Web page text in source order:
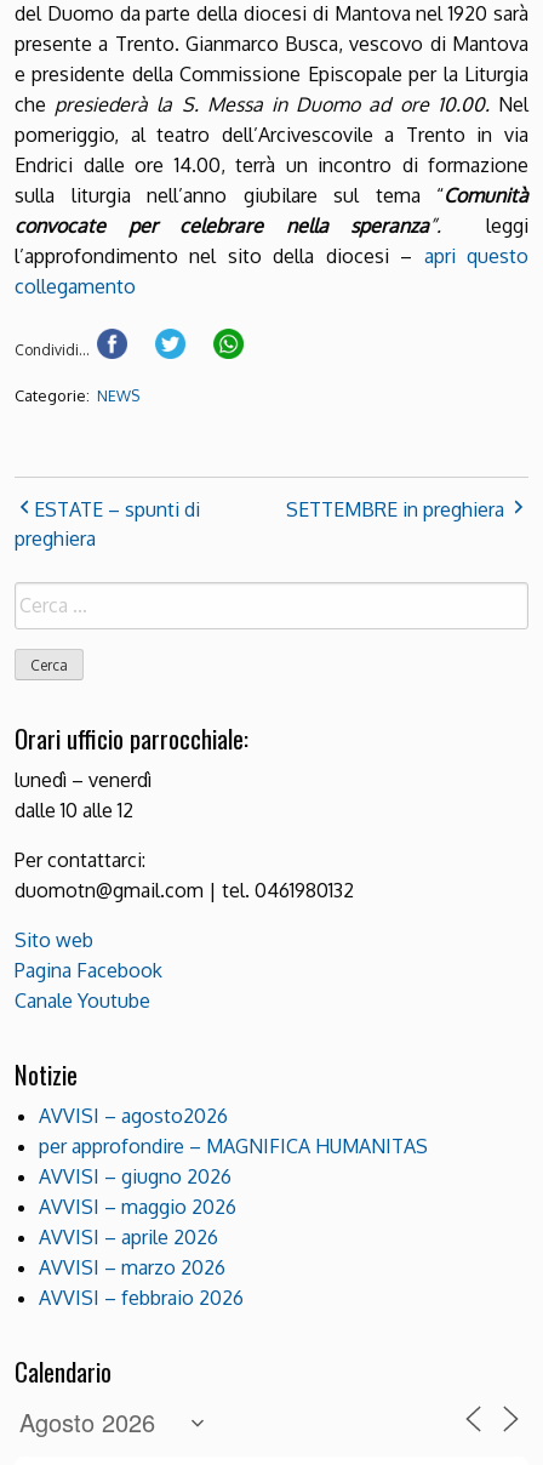
del Duomo da parte della diocesi di Mantova nel 1920 sarà
presente a Trento. Gianmarco Busca, vescovo di Mantova
e presidente della Commissione Episcopale per la Liturgia
che presiederà la S. Messa in Duomo ad ore 10.00. Nel
pomeriggio, al teatro dell’Arcivescovile a Trento in via
Endrici dalle ore 14.00, terrà un incontro di formazione
sulla liturgia nell’anno giubilare sul tema “Comunità
convocate per celebrare nella speranza”. leggi
l’approfondimento nel sito della diocesi – apri questo
collegamento
Condividi...
Categorie: NEWS
ESTATE – spunti di
preghiera
SETTEMBRE in preghiera
Ricerca
per:
Orari ufficio parrocchiale:
lunedì – venerdì
dalle 10 alle 12
Per contattarci:
duomotn@gmail.com | tel. 0461980132
Sito web
Pagina Facebook
Canale Youtube
Notizie
AVVISI – agosto2026
per approfondire – MAGNIFICA HUMANITAS
AVVISI – giugno 2026
AVVISI – maggio 2026
AVVISI – aprile 2026
AVVISI – marzo 2026
AVVISI – febbraio 2026
Calendario